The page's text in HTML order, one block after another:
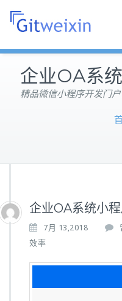
企业OA系
精品微信小程序开发门
企业OA系统小
7月 13,2018
效率